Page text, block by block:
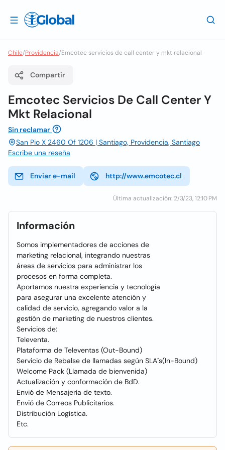
Chile/Providencia/Emcotec servicios de call center y mkt relacional
Compartir
Emcotec Servicios De Call Center Y
Mkt Relacional
Sin reclamar
San Pio X 2460 Of 1206 | Santiago, Providencia, Santiago
Escribe una reseña
Enviar e-mail http://www.emcotec.cl
Última actualización: 2/3/23, 12:10 PM
Información
Somos implementadores de acciones de
marketing relacional, integrando nuestras
áreas de servicios para administrar los
procesos en forma completa.
Aportamos nuestra experiencia y tecnología
para asegurar una excelente atención y
calidad de servicio, agregando valor a la
gestión de marketing de nuestros clientes.
Servicios de:
Televenta.
Plataforma de Televentas (Out-Bound)
Servicio de Rebalse de llamadas según SLA´s(In-Bound)
Welcome Pack (Llamada de bienvenida)
Actualización y conformación de BdD.
Envió de Mensajería de texto.
Envió de Correos Publicitarios.
Distribución Logística.
Etc.